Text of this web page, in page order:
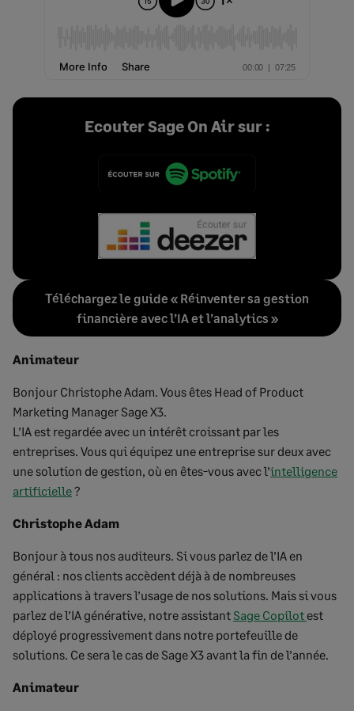
Ecouter Sage On Air sur :
Téléchargez le guide « Réinventer sa gestion
financière avec l’IA et l’analytics »
Animateur
Bonjour Christophe Adam. Vous êtes Head of Product
Marketing Manager Sage X3.
L’IA est regardée avec un intérêt croissant par les
entreprises. Vous qui équipez une entreprise sur deux avec
une solution de gestion, où en êtes-vous avec l’intelligence
artificielle?
Christophe Adam
Bonjour à tous nos auditeurs. Si vous parlez de l’IA en
général : nos clients accèdent déjà à de nombreuses
applications à travers l’usage de nos solutions. Mais si vous
parlez de l’IA générative, notre assistantSage Copilot est
déployé progressivement dans notre portefeuille de
solutions. Ce sera le cas de Sage X3 avant la fin de l’année.
Animateur